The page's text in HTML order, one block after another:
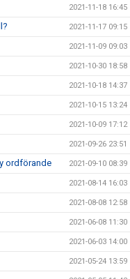
2021-11-18 16:45
2021-11-17 09:15
2021-11-09 09:03
2021-10-30 18:58
2021-10-18 14:37
2021-10-15 13:24
2021-10-09 17:12
2021-09-26 23:51
ordförande 2021-09-10 08:39
2021-08-14 16:03
2021-08-08 12:58
2021-06-08 11:30
2021-06-03 14:00
2021-05-24 13:59